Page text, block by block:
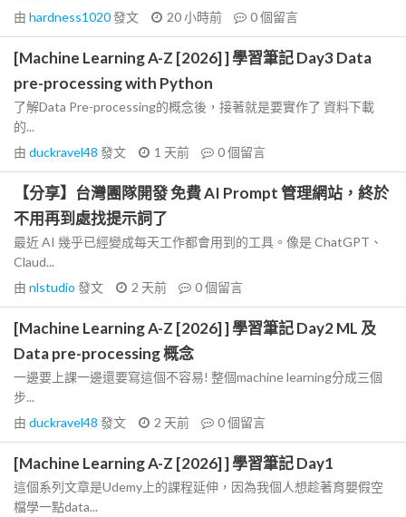
由 hardness1020發文 20 小時前 0個留言
[Machine Learning A-Z [2026] ] 學習筆記 Day3 Data
pre-processing with Python
了解Data Pre-processing的概念後，接著就是要實作了 資料下載
的...
由 duckravel48 發文 1 天前 0個留言
【分享】台灣團隊開發 免費 AI Prompt 管理網站，終於
不用再到處找提示詞了
最近 AI 幾乎已經變成每天工作都會用到的工具。像是 ChatGPT、
Claud...
由 nlstudio 發文 2 天前 0個留言
[Machine Learning A-Z [2026] ] 學習筆記 Day2 ML 及
Data pre-processing 概念
一邊要上課一邊還要寫這個不容易! 整個machine learning分成三個
步...
由 duckravel48 發文 2 天前 0個留言
[Machine Learning A-Z [2026] ] 學習筆記 Day1
這個系列文章是Udemy上的課程延伸，因為我個人想趁著育嬰假空
檔學一點data...